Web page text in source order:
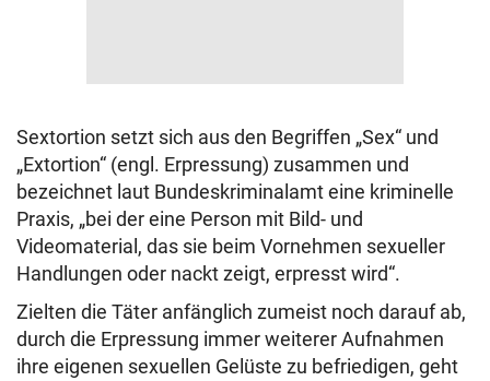
Sextortion setzt sich aus den Begriffen „Sex“ und
„Extortion“ (engl. Erpressung) zusammen und
bezeichnet laut Bundeskriminalamt eine kriminelle
Praxis, „bei der eine Person mit Bild- und
Videomaterial, das sie beim Vornehmen sexueller
Handlungen oder nackt zeigt, erpresst wird“.
Zielten die Täter anfänglich zumeist noch darauf ab,
durch die Erpressung immer weiterer Aufnahmen
ihre eigenen sexuellen Gelüste zu befriedigen, geht